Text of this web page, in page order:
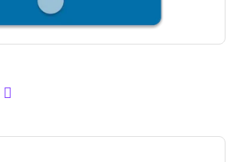
Opens New Window